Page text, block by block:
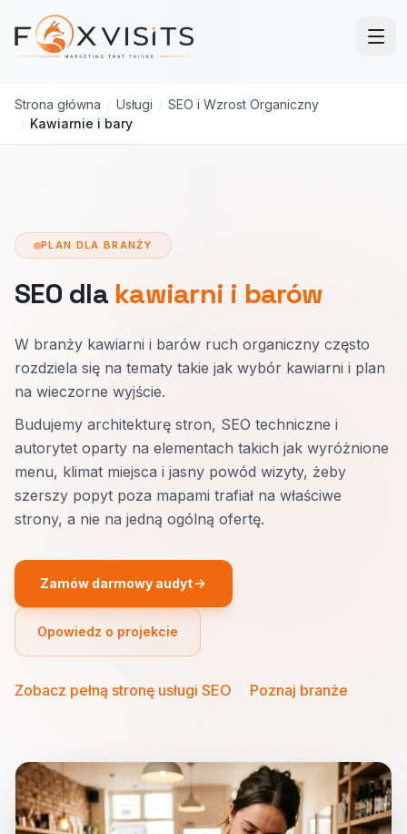
Przejdź do treści głównej
Strona główna / Usługi / SEO i Wzrost Organiczny
/ Kawiarnie i bary
PLAN DLA BRANŻY
SEO dla kawiarni i barów
W branży kawiarni i barów ruch organiczny często
rozdziela się na tematy takie jak wybór kawiarni i plan
na wieczorne wyjście.
Budujemy architekturę stron, SEO techniczne i
autorytet oparty na elementach takich jak wyróżnione
menu, klimat miejsca i jasny powód wizyty, żeby
szerszy popyt poza mapami trafiał na właściwe
strony, a nie na jedną ogólną ofertę.
Zamów darmowy audyt
Opowiedz o projekcie
Zobacz pełną stronę usługi SEO Poznaj branże